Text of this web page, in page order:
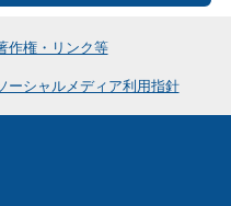
作権・リンク等
ーシャルメディア利用指針